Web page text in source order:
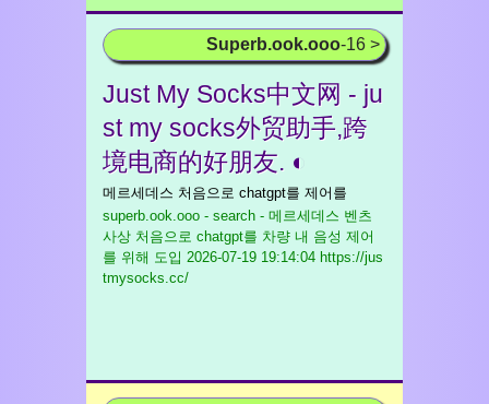
Superb.ook.ooo-16 >
Just My Socks中文网 - ju
st my socks外贸助手,跨
境电商的好朋友. ◐
메르세데스 처음으로 chatgpt를 제어를
superb.ook.ooo - search - 메르세데스 벤츠
사상 처음으로 chatgpt를 차량 내 음성 제어
를 위해 도입 2026-07-19 19:14:04 https://jus
tmysocks.cc/